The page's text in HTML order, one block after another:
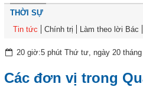
THỜI SỰ
Tin tức
Chính trị Làm theo lời Bác
20 giờ:5 phút Thứ tư, ngày 20 tháng
Các đơn vị trong